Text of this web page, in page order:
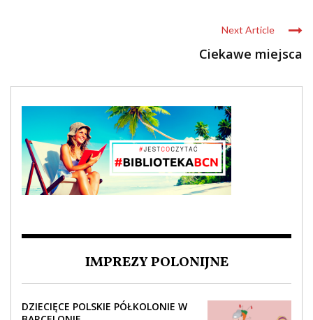
Next Article
Ciekawe miejsca
IMPREZY POLONIJNE
DZIECIĘCE POLSKIE PÓŁKOLONIE W